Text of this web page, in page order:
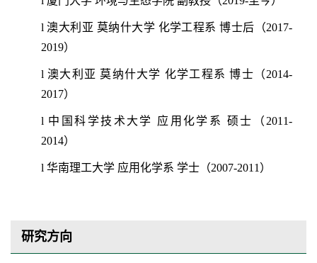
l澳大利亚 莫纳什大学 化学工程系 博士后（2017-
2019）
l澳大利亚 莫纳什大学 化学工程系 博士（2014-
2017）
l 中国科学技术大学 应用化学系 硕士（ 2011-
2014）
l 华南理工大学 应用化学系 学士（2007-2011）
研究方向